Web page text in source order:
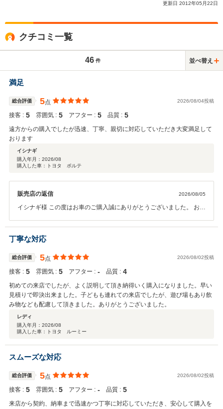
更新日 2012年05 月22日
クチコミ一覧
46 件 並べ替え
満足
総合評価 5点 2026/08/04投稿
接客 : 5 雰囲気 : 5 アフター : 5 品質 : 5
遠方からの購入でしたが迅速、丁寧、親切に対応していただき大変満足して
おります
イシナギ
購入年月： 2026/08
購入した車：トヨタ ポルテ
販売店の返信 2026/08/05
イシナギ様 この度はお車のご購入誠にありがとうございました。 お褒
せていただきますので何卒宜しくお願い致します。また、機会があり
ました是非ともよろしくお願いいたします。
丁寧な対応
総合評価 5点 2026/08/02投稿
接客 : 5 雰囲気 : 5 アフター : ‐ 品質 : 4
初めての来店でしたが、よく説明して頂き納得いく購入になりました。早い
見積りで即決出来ました。子どもも連れての来店でしたが、遊び場もあり飲
み物なども配慮して頂きました。ありがとうございました。
レディ
購入年月： 2026/08
購入した車：トヨタ ルーミー
スムーズな対応
総合評価 5点 2026/08/02投稿
接客 : 5 雰囲気 : 5 アフター : ‐ 品質 : 5
来店から契約、納車まで迅速かつ丁寧に対応していただき、安心して購入を